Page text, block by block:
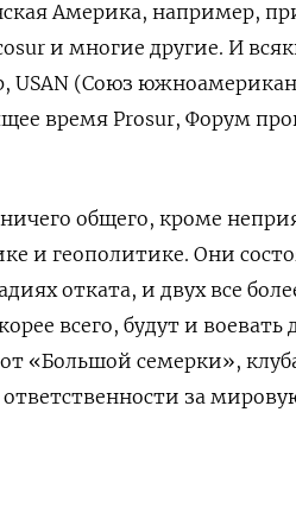
Америка, например,
и многие другие. И
USAN (Союз
время Prosur, Форум
общего, кроме
и геополитике. Они
отката, и двух все
всего, будут и воевать
«Большой семерки»,
за